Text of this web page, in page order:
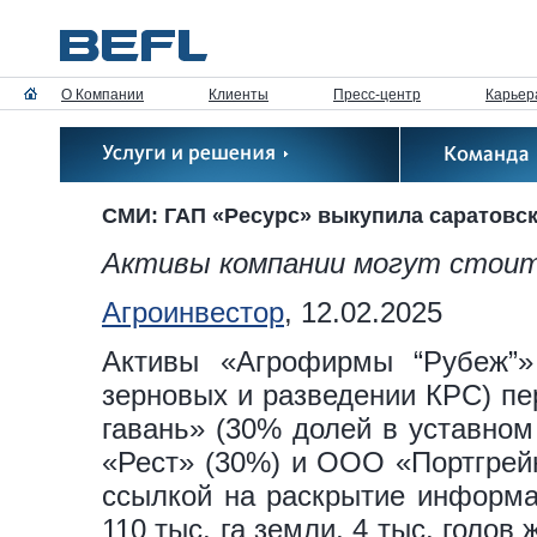
О Компании Клиенты Пресс-центр
СМИ: ГАП «Ресурс» выкупила
Активы компании могут
Агроинвестор, 12.02.2025
Активы «Агрофирмы
зерновых и разведении КРС)
гавань» (30% долей в
«Рест» (30%) и ООО
ссылкой на раскрытие
110 тыс. га земли, 4 тыс. голов